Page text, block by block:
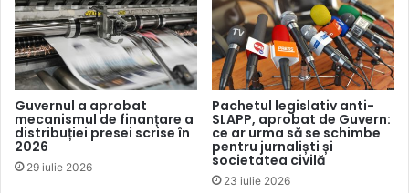
Centrul pentru Jurnalism Independent a oferit asistență
juridică pentru TV Nord în acest dosar.
Guvernul a aprobat
mecanismul de finanțare a
distribuției presei scrise în
2026
29 iulie 2026
Pachetul legislativ anti-
SLAPP, aprobat de Guvern:
ce ar urma să se schimbe
pentru jurnaliști și
societatea civilă
23 iulie 2026